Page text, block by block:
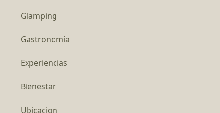
Glamping
Gastronomía
Experiencias
Bienestar
Ubicacion